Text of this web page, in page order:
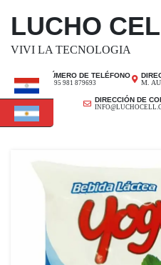
LUCHO
VIVI LA TECNOLOGIA
NÚMERO DE TELÉFONO
+ 595 981 879693
M.
DIRECCIÓN DE